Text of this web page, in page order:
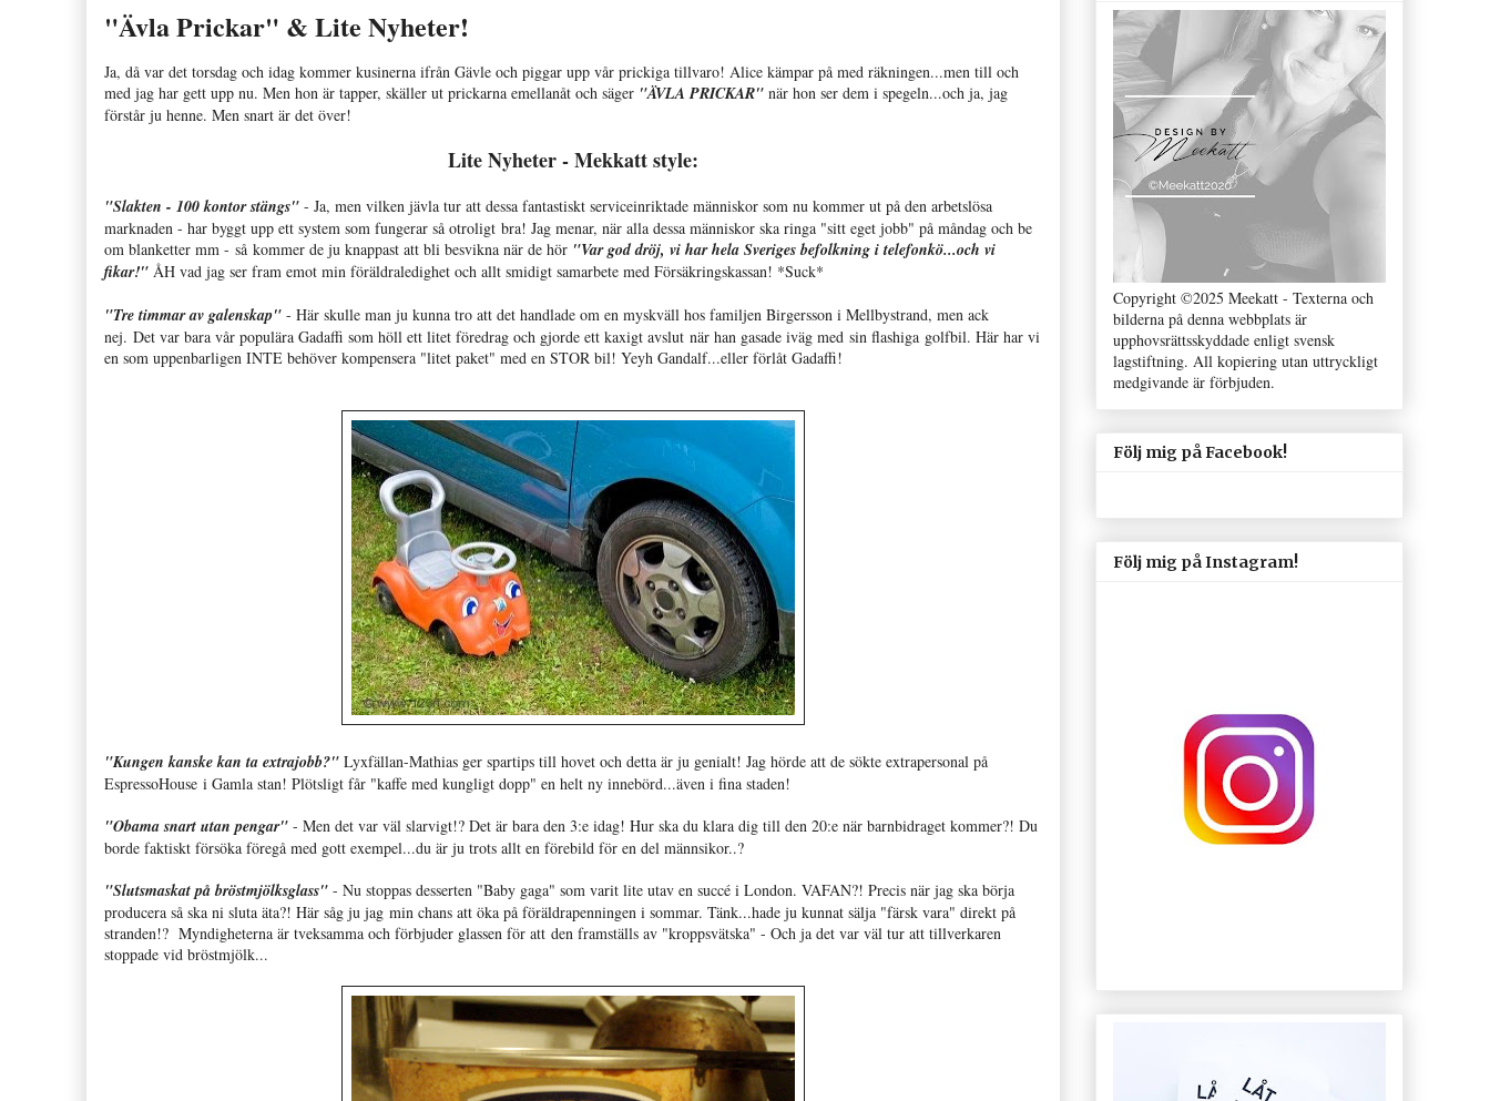
"Ävla Prickar" & Lite Nyheter!
Ja, då var det torsdag och idag kommer kusinerna ifrån Gävle och piggar upp vår prickiga tillvaro! Alice kämpar på med räkningen...men till och
med jag har gett upp nu. Men hon är tapper, skäller ut prickarna emellanåt och säger "ÄVLA PRICKAR" när hon ser dem i spegeln...och ja, jag
förstår ju henne. Men snart är det över!
Lite Nyheter - Mekkatt style:
"Slakten - 100 kontor stängs" - Ja, men vilken jävla tur att dessa fantastiskt serviceinriktade människor som nu kommer ut på den arbetslösa
marknaden - har byggt upp ett system som fungerar så otroligt bra! Jag menar, när alla dessa människor ska ringa "sitt eget jobb" på måndag och be
om blanketter mm - så kommer de ju knappast att bli besvikna när de hör "Var god dröj, vi har hela Sveriges befolkning i telefonkö...och vi
fikar!" ÅH vad jag ser fram emot min föräldraledighet och allt smidigt samarbete med Försäkringskassan! *Suck*
"Tre timmar av galenskap" - Här skulle man ju kunna tro att det handlade om en myskväll hos familjen Birgersson i Mellbystrand, men ack
nej. Det var bara vår populära Gadaffi som höll ett litet föredrag och gjorde ett kaxigt avslut när han gasade iväg med sin flashiga golfbil. Här har vi
en som uppenbarligen INTE behöver kompensera "litet paket" med en STOR bil! Yeyh Gandalf...eller förlåt Gadaffi!
"Kungen kanske kan ta extrajobb?" Lyxfällan-Mathias ger spartips till hovet och detta är ju genialt! Jag hörde att de sökte extrapersonal på
EspressoHouse i Gamla stan! Plötsligt får "kaffe med kungligt dopp" en helt ny innebörd...även i fina staden!
"Obama snart utan pengar" - Men det var väl slarvigt!? Det är bara den 3:e idag! Hur ska du klara dig till den 20:e när barnbidraget kommer?! Du
borde faktiskt försöka föregå med gott exempel...du är ju trots allt en förebild för en del männsikor..?
"Slutsmaskat på bröstmjölksglass" - Nu stoppas desserten "Baby gaga" som varit lite utav en succé i London. VAFAN?! Precis när jag ska börja
producera så ska ni sluta äta?! Här såg ju jag min chans att öka på föräldrapenningen i sommar. Tänk...hade ju kunnat sälja "färsk vara" direkt på
stranden!? Myndigheterna är tveksamma och förbjuder glassen för att den framställs av "kroppsvätska" - Och ja det var väl tur att tillverkaren
stoppade vid bröstmjölk...
Copyright ©2025 Meekatt - Texterna och
bilderna på denna webbplats är
upphovsrättsskyddade enligt svensk
lagstiftning. All kopiering utan uttryckligt
medgivande är förbjuden.
Följ mig på Facebook!
Följ mig på Instagram!